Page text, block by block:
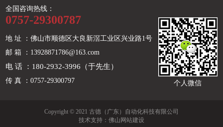
全国咨询热线：
0757-29300787
地 址 ：佛山市顺德区大良新滘工业区兴业路1号
邮 箱 ：13928871786@163.com
电 话 ：180-2932-3996（于先生）
传 真 ：0757-29300797 个人微信
Copyright © 2021 古德（广东）自动化科技有限公司
技术支持： 佛山网站建设